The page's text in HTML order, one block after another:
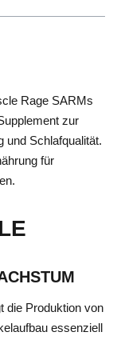
Rage SARMs
zur
und Schlafqualität.
für
die Produktion von
essenziell